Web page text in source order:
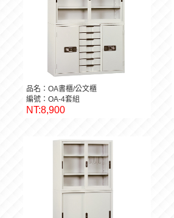
品名：OA書櫃/公文櫃
編號：OA-4套組
NT:8,900